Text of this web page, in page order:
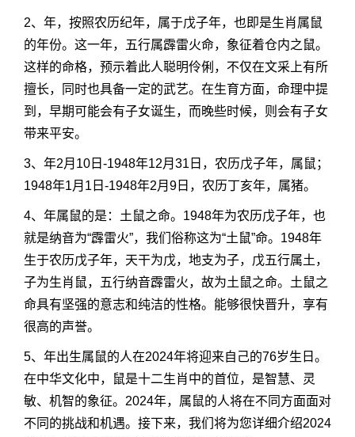
2、年，按照农历纪年，属于戊子年，也即是生肖属鼠
的年份。这一年，五行属霹雷火命，象征着仓内之鼠。
这样的命格，预示着此人聪明伶俐，不仅在文采上有所
擅长，同时也具备一定的武艺。在生育方面，命理中提
到，早期可能会有子女诞生，而晚些时候，则会有子女
带来平安。
3、年2月10日-1948年12月31日，农历戊子年，属鼠；
1948年1月1日-1948年2月9日，农历丁亥年，属猪。
4、年属鼠的是：土鼠之命。1948年为农历戊子年，也
就是纳音为“霹雷火”，我们俗称这为“土鼠”命。1948年
生于农历戊子年，天干为戊，地支为子，戊五行属土，
子为生肖鼠，五行纳音霹雷火，故为土鼠之命。土鼠之
命具有坚强的意志和纯洁的性格。能够很快晋升，享有
很高的声誉。
5、年出生属鼠的人在2024年将迎来自己的76岁生日。
在中华文化中，鼠是十二生肖中的首位，是智慧、灵
敏、机智的象征。2024年，属鼠的人将在不同方面面对
不同的挑战和机遇。接下来，我们将为您详细介绍2024